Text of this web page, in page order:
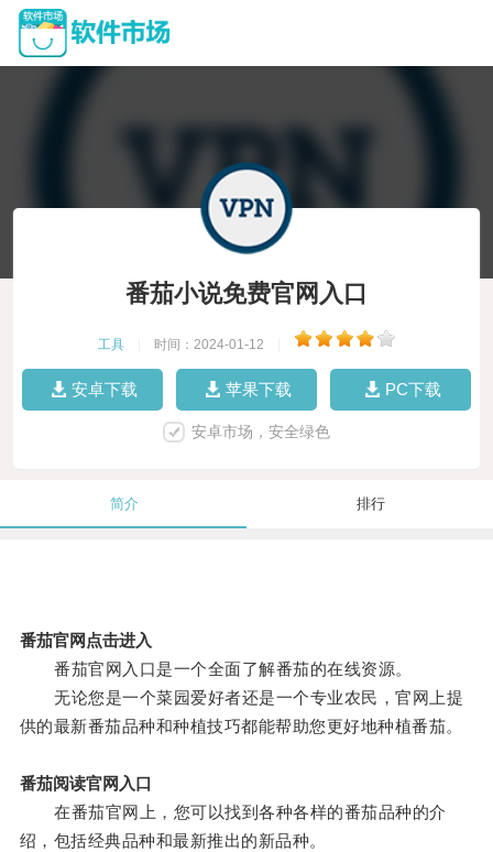
番茄小说免费官网入口
工具 时间：2024-01-12
安卓下载 苹果下载 PC下载
安卓市场，安全绿色
简介 排行
番茄官网点击进入
番茄官网入口是一个全面了解番茄的在线资源。
无论您是一个菜园爱好者还是一个专业农民，官网上提
供的最新番茄品种和种植技巧都能帮助您更好地种植番茄。
番茄阅读官网入口
在番茄官网上，您可以找到各种各样的番茄品种的介
绍，包括经典品种和最新推出的新品种。